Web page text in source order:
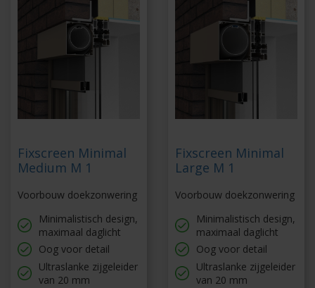
Fixscreen Minimal
Medium M 1
Voorbouw doekzonwering
Minimalistisch design,
maximaal daglicht
Oog voor detail
Ultraslanke zijgeleider
van 20 mm
Fixscreen Minimal
Large M 1
Voorbouw doekzonwering
Minimalistisch design,
maximaal daglicht
Oog voor detail
Ultraslanke zijgeleider
van 20 mm